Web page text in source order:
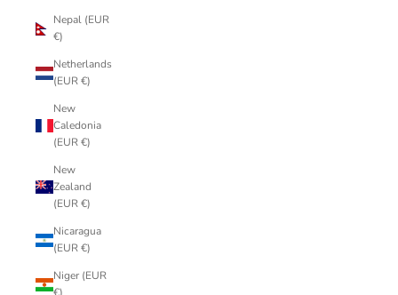
Nepal (EUR
€)
Netherlands
(EUR €)
New
Caledonia
(EUR €)
New
Zealand
(EUR €)
Nicaragua
(EUR €)
Niger (EUR